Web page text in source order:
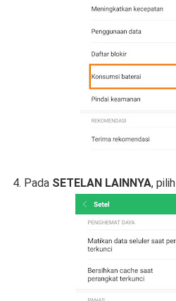
4. Pada SETELAN LAINNYA, pilih